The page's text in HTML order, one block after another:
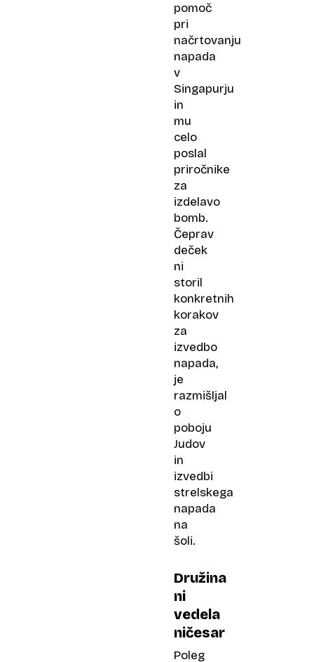
pomoč
pri
načrtovanju
napada
v
Singapurju
in
mu
celo
poslal
priročnike
za
izdelavo
bomb.
Čeprav
deček
ni
storil
konkretnih
korakov
za
izvedbo
napada,
je
razmišljal
o
poboju
Judov
in
izvedbi
strelskega
napada
na
šoli.
Družina
ni
vedela
ničesar
Poleg